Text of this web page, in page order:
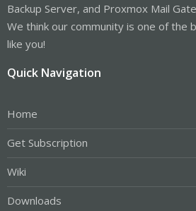
Backup Server, and Proxmox Mail
We think our community is one of the
like you!
Quick Navigation
Home
Get Subscription
Wiki
Downloads